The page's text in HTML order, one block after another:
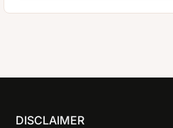
DISCLAIMER